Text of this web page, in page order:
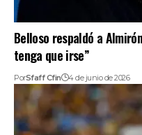
Belloso respaldó a
tenga que irse”
PorSfaff Cfin 4 de junio de 2026